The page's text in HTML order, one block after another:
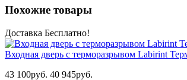
Похожие товары
Доставка Бесплатно!
Входная дверь с терморазрывом Labirint
43 100руб. 40 945руб.